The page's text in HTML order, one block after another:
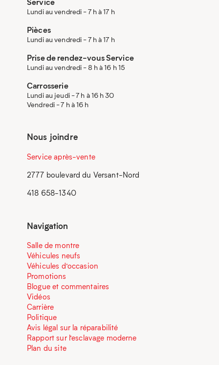
Lundi au vendredi - 7 h à 17 h
Pièces
Lundi au vendredi - 7 h à 17 h
Prise de rendez-vous Service
Lundi au vendredi - 8 h à 16 h 15
Carrosserie
Lundi au jeudi - 7 h à 16 h 30
Vendredi - 7 h à 16 h
Nous joindre
Service après-vente
2777 boulevard du Versant-Nord
418 658-1340
Navigation
Salle de montre
Véhicules neufs
Véhicules d’occasion
Promotions
Blogue et commentaires
Vidéos
Carrière
Politique
Avis légal sur la réparabilité
Rapport sur l’esclavage moderne
Plan du site